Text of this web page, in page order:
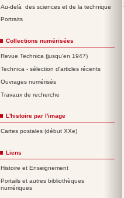
Au-delà des sciences et de la technique
Portraits
Collections numérisées
Revue Technica (jusqu'en 1947)
Technica - sélection d'articles récents
Ouvrages numérisés
Travaux de recherche
L'histoire par l'image
Cartes postales (début XXe)
Liens
Histoire et Enseignement
Portails et autres bibliothèques
numériques